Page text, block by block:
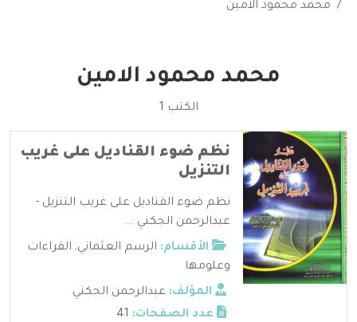
محمد محمود الامين
محمد محمود الامين
الكتب 1
نظم ضوء القناديل على غريب
التنزيل
نظم ضوء القناديل على غريب التنزيل -
عبدالرحمن الجكني ...
الأقسام: الرسم العثماني, القراءات
وعلومها
المؤلف: عبدالرحمن الجكني
عدد الصفحات: